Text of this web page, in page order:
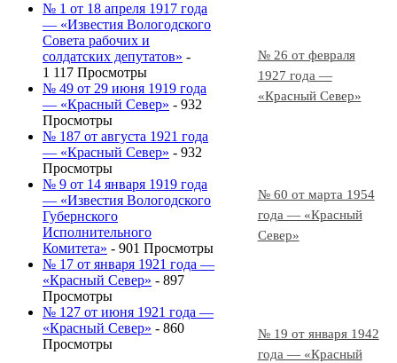
№ 26 от февраля
1927 года —
«Красный Север»
№ 60 от марта 1954
года — «Красный
Север»
№ 19 от января 1942
года — «Красный
№ 1 от 18 апреля 1917 года
— «Известия Вологодского
Совета рабочих и
солдатских депутатов» -
1 117 Просмотры
№ 49 от 29 июня 1919 года
— «Красный Север» - 932
Просмотры
№ 187 от августа 1921 года
— «Красный Север» - 932
Просмотры
№ 9 от 14 января 1919 года
— «Известия Вологодского
Губернского
Исполнительного
Комитета» - 901 Просмотры
№ 17 от января 1921 года —
«Красный Север» - 897
Просмотры
№ 127 от июня 1921 года —
«Красный Север» - 860
Просмотры